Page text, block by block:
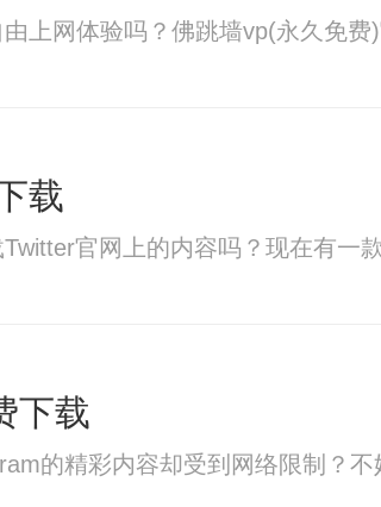
上网体验吗？佛跳墙vp(永久免
载
官网上的内容吗？现在有一
下载
的精彩内容却受到网络限制？